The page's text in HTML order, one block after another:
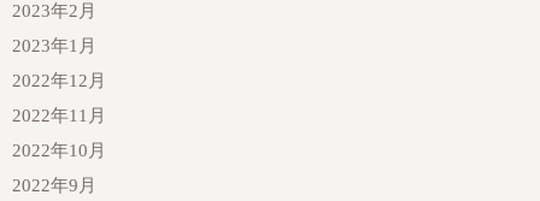
2023年2月
2023年1月
2022年12月
2022年11月
2022年10月
2022年9月